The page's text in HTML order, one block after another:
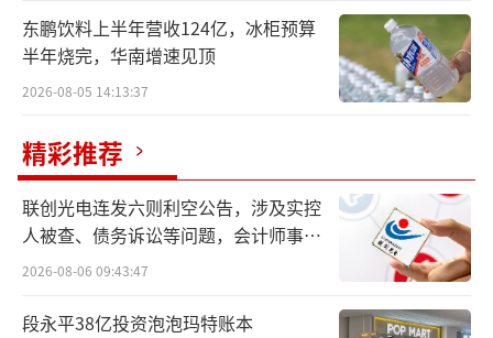
反正，路威凯腾给人的感觉就是“财大气
粗”。毕竟，背靠LVMH集团，后者旗下拥有路
易威登（Louis Vuitton）、迪奥（Dior）、芬
迪（Fendi）、纪梵希（Givenchy）、娇兰（G
uerlain）等多个知名品牌。2016年，路威凯腾
L Catterton由成立于2001年的LVMH集团旗下L
Capital 和成立于1989年的美国私募股权公司C
atterton合并而来。
东鹏饮料上半年营收124亿，冰柜预算
半年烧完，华南增速见顶
2026-08-05 14:13:37
精彩推荐
联创光电连发六则利空公告，涉及实控
人被查、债务诉讼等问题，会计师事务
所曾出具“保留意见”
2026-08-06 09:43:47
段永平38亿投资泡泡玛特账本